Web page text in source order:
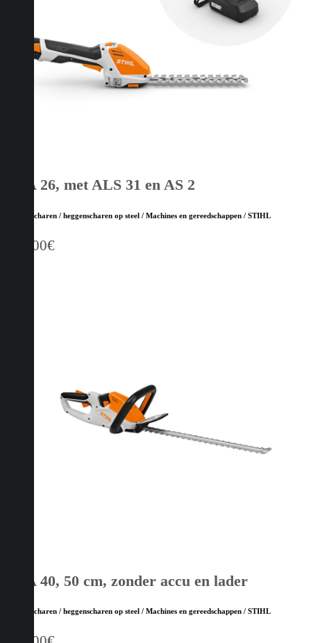
HSA 26, met ALS 31 en AS 2
Heggenscharen / heggenscharen op steel / Machines en gereedschappen / STIHL
139,00€
HSA 40, 50 cm, zonder accu en lader
Heggenscharen / heggenscharen op steel / Machines en gereedschappen / STIHL